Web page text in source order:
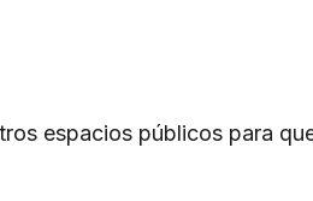
espacios públicos para